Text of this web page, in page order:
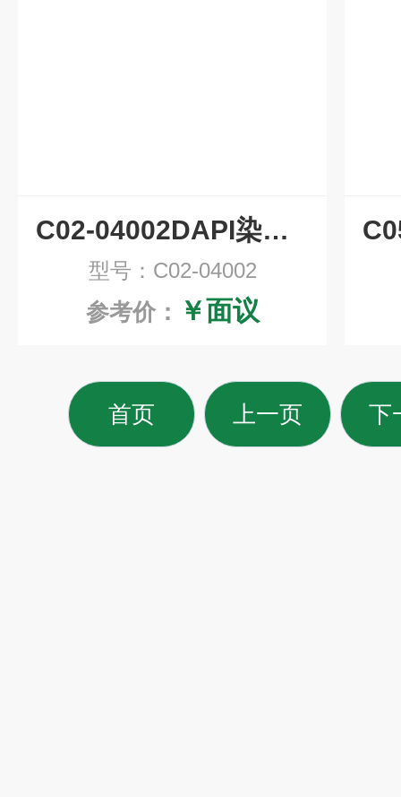
C02-04002DAPI染色液(即用型)
型号：C02-04002
参考价： ￥面议
首页 上一页 下